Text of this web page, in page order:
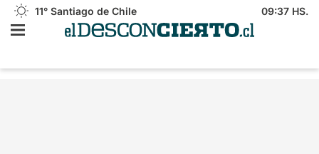
11° Santiago de Chile 09:37 HS.